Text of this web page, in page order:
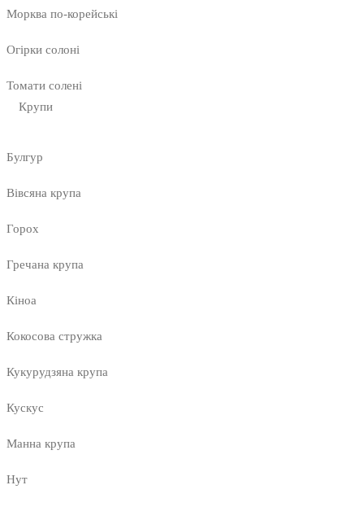
Морква по-корейські
Огірки солоні
Томати солені
Крупи
Булгур
Вівсяна крупа
Горох
Гречана крупа
Кіноа
Кокосова стружка
Кукурудзяна крупа
Кускус
Манна крупа
Нут